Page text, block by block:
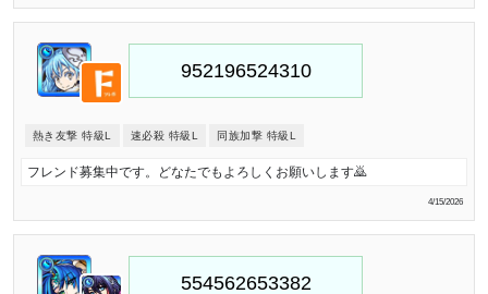
熱き友撃 特級L 速必殺 特級L 同族加撃 特級L
フレンド募集中です。どなたでもよろしくお願いします🙇
4/15/2026